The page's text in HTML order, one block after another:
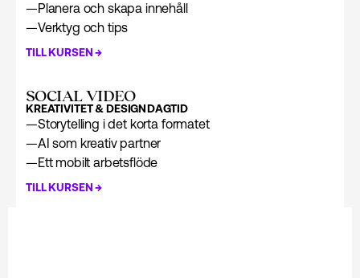
—Planera och skapa innehåll
—Verktyg och tips
TILL KURSEN→
SOCIAL VIDEO
KREATIVITET & DESIGNDAGTID
—Storytelling i det korta formatet
—AI som kreativ partner
—Ett mobilt arbetsflöde
TILL KURSEN→